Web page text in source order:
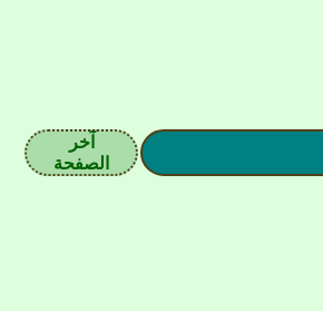
آخر
الصفحة